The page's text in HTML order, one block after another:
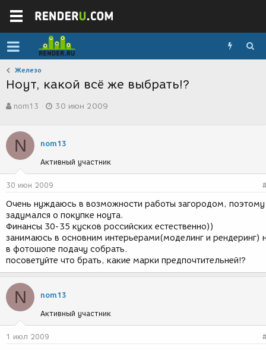
Железо
Ноут, какой всё же выбрать!?
в
о
р
т
е
м
ы
nom13
а
с
з
д
и
я
30 июн 2009
N nom13
Активный участник
30 июн 2009
Очень нуждаюсь в возможности работы загородом, поэтому
задумался о покупке ноута.
Финансы 30-35 кусков российских естественно))
занимаюсь в основним интерьерами(моделинг и рендеринг)
в фотошопе подачу собрать.
посоветуйте что брать, какие марки предпочтительней!?
N nom13
Активный участник
1 июл 2009